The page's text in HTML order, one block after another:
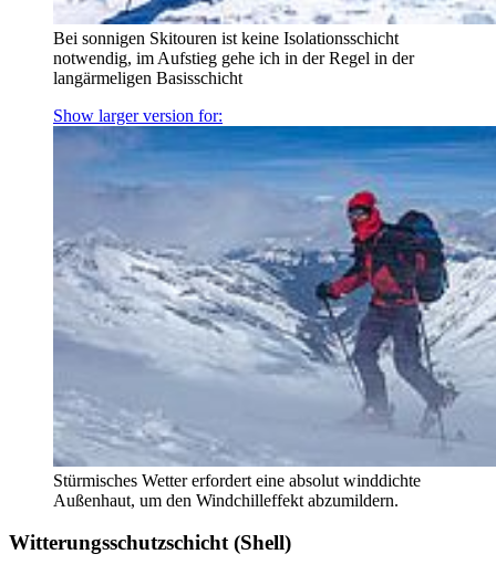
Bei sonnigen Skitouren ist keine Isolationsschicht
notwendig, im Aufstieg gehe ich in der Regel in der
langärmeligen Basisschicht
Show larger version for:
Stürmisches Wetter erfordert eine absolut winddichte
Außenhaut, um den Windchilleffekt abzumildern.
Witterungsschutzschicht (Shell)